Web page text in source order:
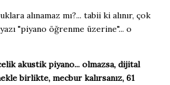
alınamaz mı?... tabii ki alınır, çok
"piyano öğrenme üzerine"... o
akustik piyano... olmazsa, dijital
birlikte, mecbur kalırsanız, 61